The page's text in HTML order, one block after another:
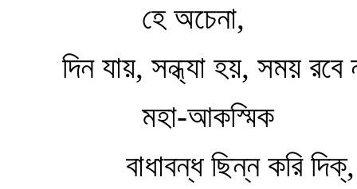
হে অচেনা,
দিন যায়, সন্ধ্যা হয়, সময় রবে
মহা-আকস্মিক
বাধাবন্ধ ছিন্ন করি দিক্‌,